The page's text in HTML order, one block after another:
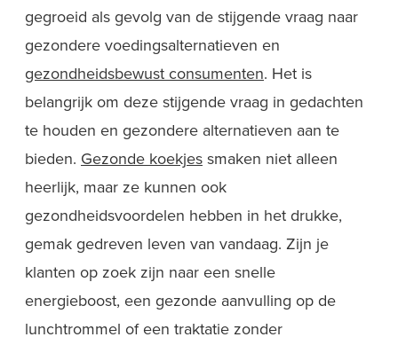
gegroeid als gevolg van de stijgende vraag naar
gezondere voedingsalternatieven en
gezondheidsbewust consumenten. Het is
belangrijk om deze stijgende vraag in gedachten
te houden en gezondere alternatieven aan te
bieden. Gezonde koekjes smaken niet alleen
heerlijk, maar ze kunnen ook
gezondheidsvoordelen hebben in het drukke,
gemak gedreven leven van vandaag. Zijn je
klanten op zoek zijn naar een snelle
energieboost, een gezonde aanvulling op de
lunchtrommel of een traktatie zonder